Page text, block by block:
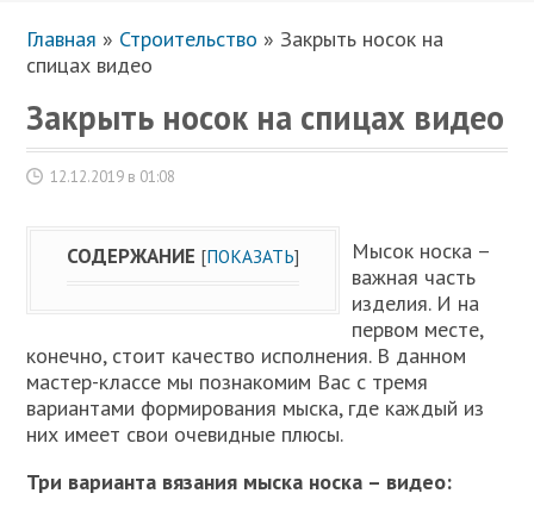
Главная » Строительство » Закрыть носок на
спицах видео
Закрыть носок на спицах видео
12.12.2019 в 01:08
СОДЕРЖАНИЕ [ПОКАЗАТЬ]
Мысок носка –
важная часть
изделия. И на
первом месте,
конечно, стоит качество исполнения. В данном
мастер-классе мы познакомим Вас с тремя
вариантами формирования мыска, где каждый из
них имеет свои очевидные плюсы.
Три варианта вязания мыска носка – видео: